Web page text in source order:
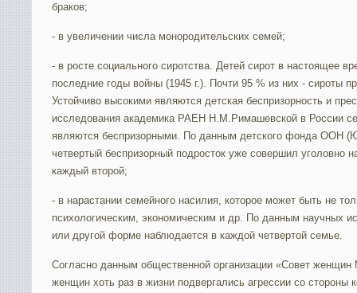
браков;
- в увеличении числа монородительских семей;
- в росте социального сиротства. Детей сирот в настоящее
последние годы войны (1945 г.). Почти 95 % из них - сироты
Устойчиво высокими являются детская беспризорность и
исследования академика РАЕН Н.М.Римашевской в России
являются беспризорными. По данным детского фонда ООН
четвертый беспризорный подросток уже совершил уголовно
каждый второй;
- в нарастании семейного насилия, которое может быть не
психологическим, экономическим и др. По данным научных
или другой форме наблюдается в каждой четвертой семье.
Согласно данным общественной организации «Совет женщин
женщин хоть раз в жизни подвергались агрессии со стороны